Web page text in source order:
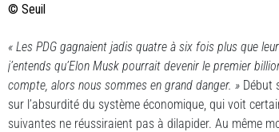
© Seuil
« Les PDG gagnaient jadis quatre à six fois plus que
j’entends qu’Elon Musk pourrait devenir le premier
compte, alors nous sommes en grand danger. » Début
sur l’absurdité du système économique, qui voit
suivantes ne réussiraient pas à dilapider. Au même